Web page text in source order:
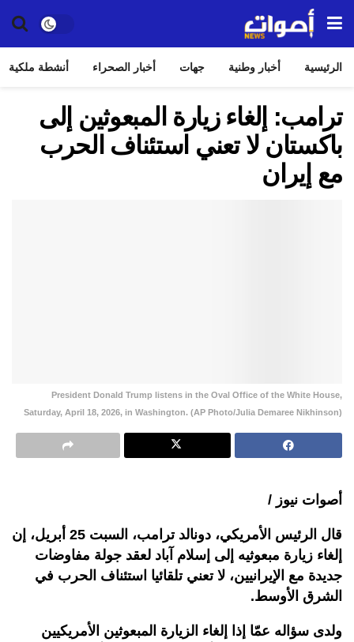
الرئيسية أخبار وطنية جهات أخبار الصحراء أنشطة ملكية
ترامب: إلغاء زيارة المبعوثين إلى
باكستان لا تعني استئناف الحرب
مع إيران
President Donald Trump listens in the Oval Office of the White House,
Saturday, April 18, 2026, in Washington. (AP Photo/Julia Demaree Nikhinson)
أصوات نيوز /
قال الرئيس الأمريكي، دونالد ترامب، السبت 25 أبريل، إن
إلغاء زيارة مبعوثيه إلى إسلام آباد لعقد جولة مفاوضات
جديدة مع الإيرانيين، لا تعني تلقائيا استئناف الحرب في
الشرق الأوسط.
ولدى سؤاله عمّا إذا إلغاء الزيارة المبعوثين الأمريكيين